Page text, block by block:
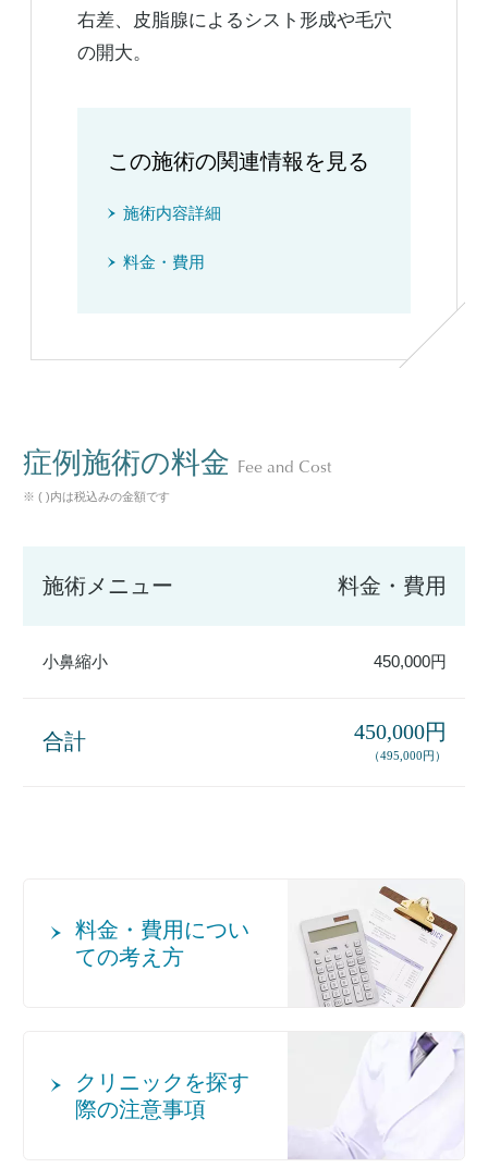
右差、皮脂腺によるシスト形成や毛穴
の開大。
この施術の関連情報を見る
施術内容詳細
料金・費用
症例施術の料金 Fee and Cost
※ ( )内は税込みの金額です
施術メニュー 料金・費用
小鼻縮小 450,000円
合計 450,000円
（495,000円）
料金・費用につい
ての考え方
クリニックを探す
際の注意事項